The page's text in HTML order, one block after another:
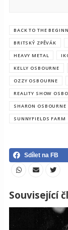
BACK TO THE
BRITSKÝ ZPĚVÁK
HEAVY METAL
KELLY OSBOURNE
OZZY OSBOURNE
REALITY SHOW
SHARON OSBOURNE
SUNNYFIELDS FARM
Sdílet na FB
Související